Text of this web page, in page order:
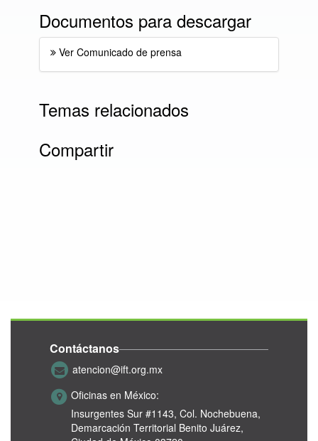
Documentos para descargar
Ver Comunicado de prensa
Temas relacionados
Compartir
Contáctanos
atencion@ift.org.mx
Oficinas en México:
Insurgentes Sur #1143, Col. Nochebuena,
Demarcación Territorial Benito Juárez,